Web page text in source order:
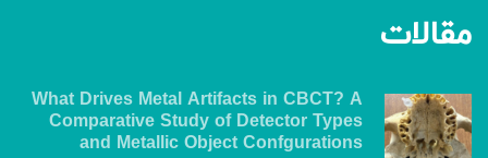
مقالات
What Drives Metal Artifacts in CBCT? A
Comparative Study of Detector Types
and Metallic Object Confgurations